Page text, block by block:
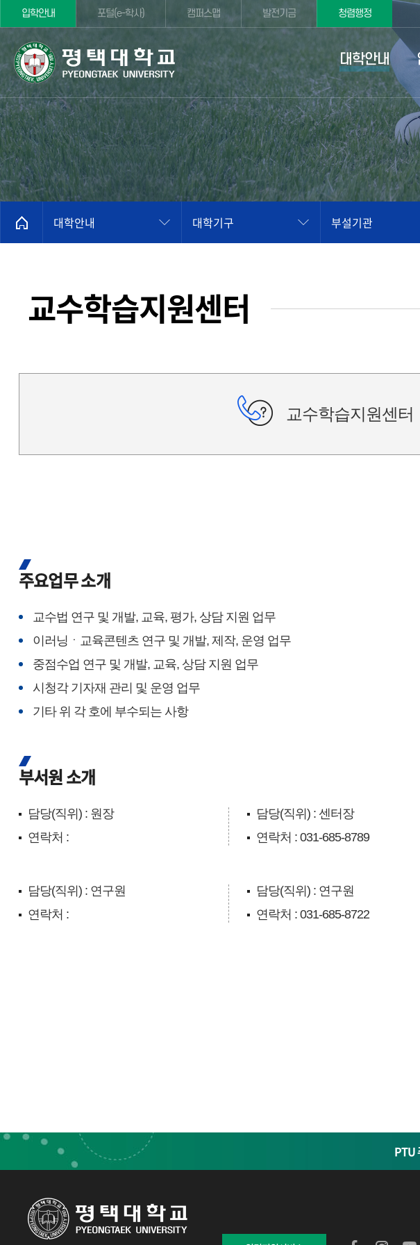
입학안내 포털(e-학사) 캠퍼스맵 발전기금 청렴행정
대학안내
대학안내 대학기구 부설기관
교수학습지원센터
교수학습지원센터
주요업무 소개
교수법 연구 및 개발, 교육, 평가, 상담 지원 업무
이러닝ㆍ교육콘텐츠 연구 및 개발, 제작, 운영 업무
중점수업 연구 및 개발, 교육, 상담 지원 업무
시청각 기자재 관리 및 운영 업무
기타 위 각 호에 부수되는 사항
부서원 소개
담당(직위) : 원장
연락처 :
담당(직위) : 센터장
연락처 : 031-685-8789
담당(직위) : 연구원
연락처 :
담당(직위) : 연구원
연락처 : 031-685-8722
PTU